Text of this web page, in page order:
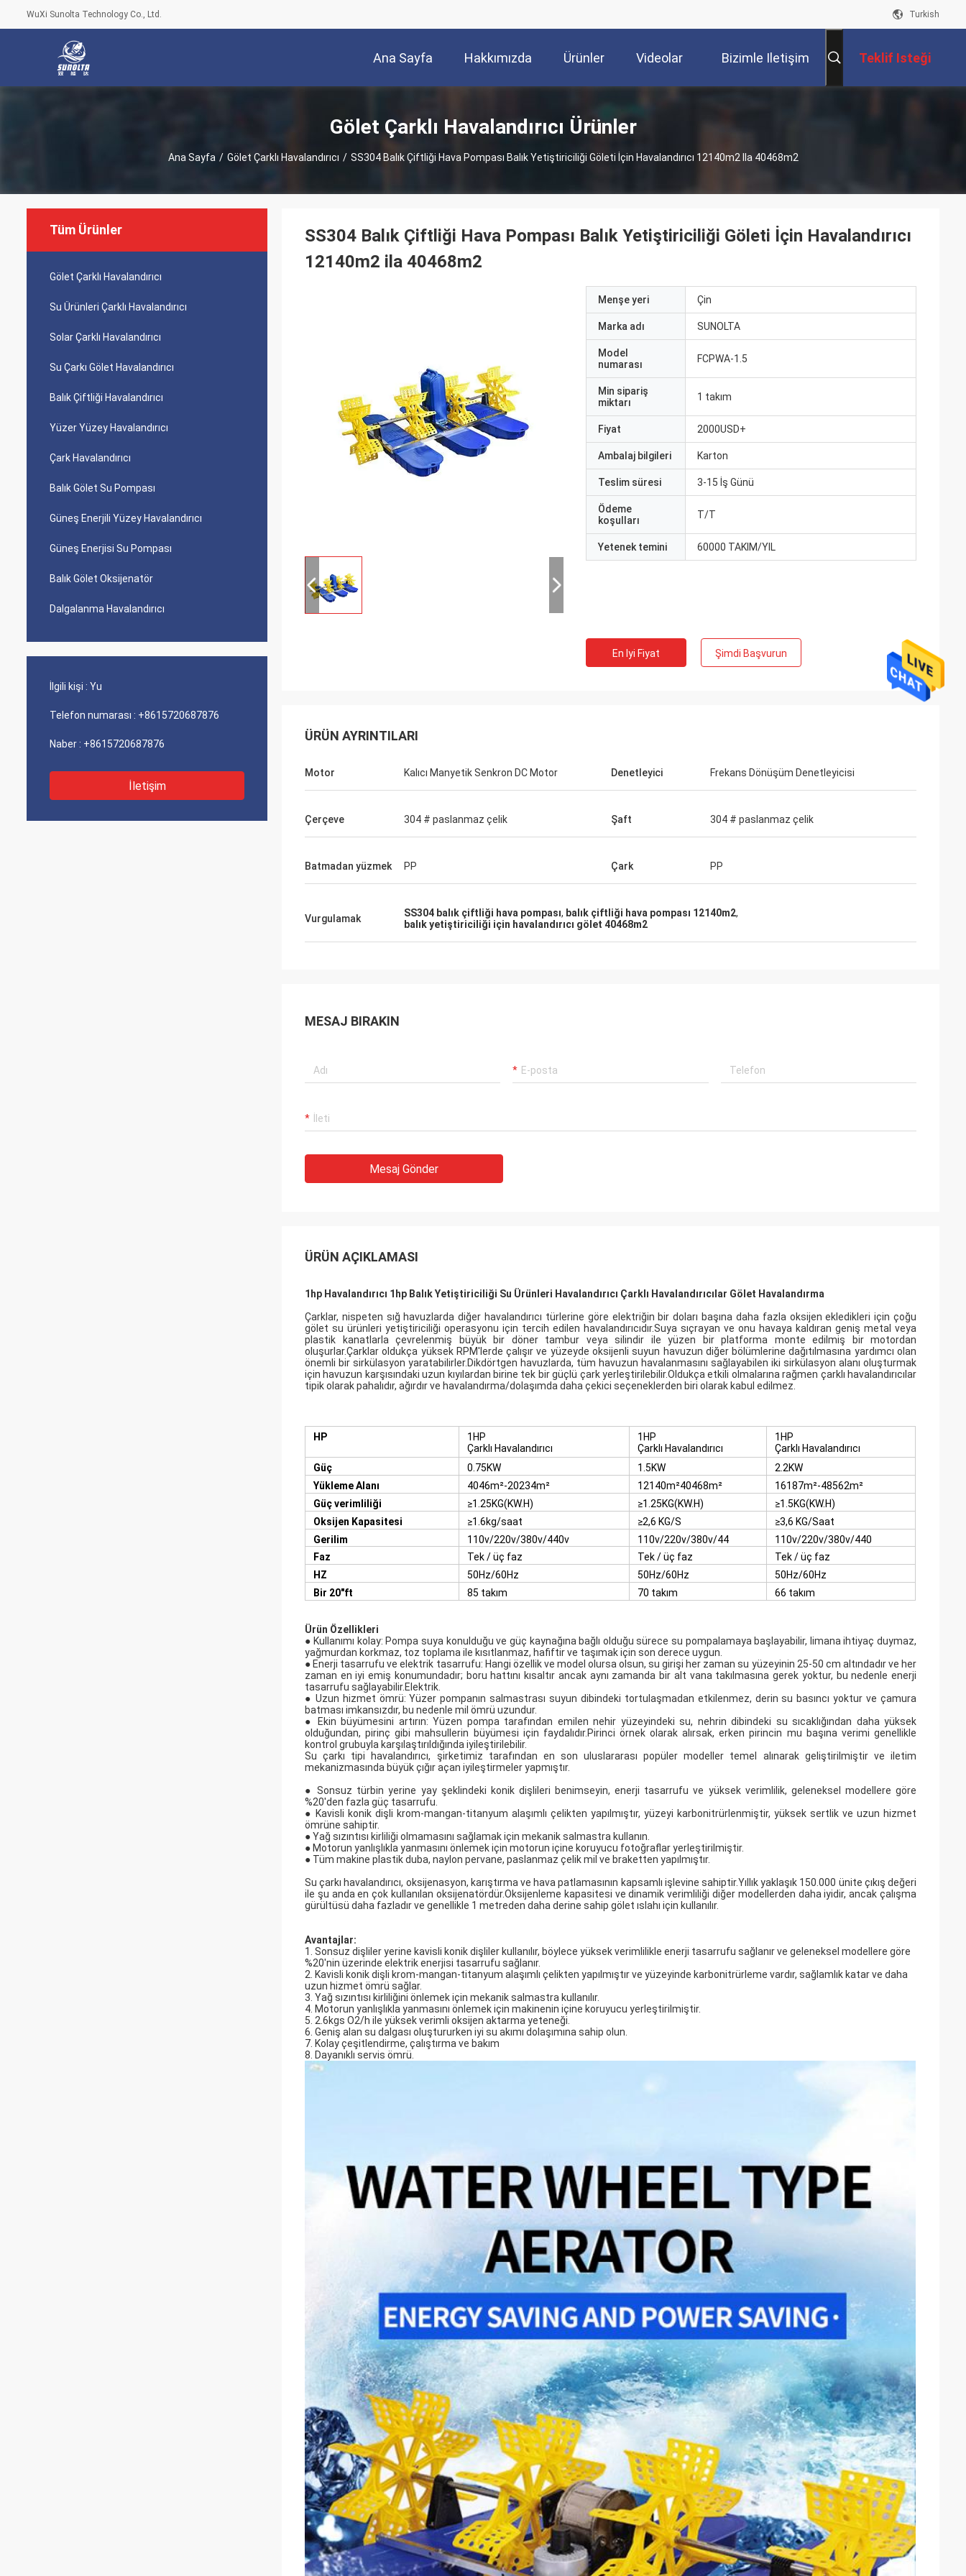
WuXi Sunolta Technology Co., Ltd. Turkish
Ana Sayfa Hakkımızda Ürünler Videolar Bizimle Iletişim Teklif Isteği
Gölet Çarklı Havalandırıcı Ürünler
Ana Sayfa / Gölet Çarklı Havalandırıcı / SS304 Balık Çiftliği Hava Pompası Balık Yetiştiriciliği Göleti İçin Havalandırıcı 12140m2 Ila 40468m2
Tüm Ürünler
Gölet Çarklı Havalandırıcı
Su Ürünleri Çarklı Havalandırıcı
Solar Çarklı Havalandırıcı
Su Çarkı Gölet Havalandırıcı
Balık Çiftliği Havalandırıcı
Yüzer Yüzey Havalandırıcı
Çark Havalandırıcı
Balık Gölet Su Pompası
Güneş Enerjili Yüzey Havalandırıcı
Güneş Enerjisi Su Pompası
Balık Gölet Oksijenatör
Dalgalanma Havalandırıcı
İlgili kişi : Yu
Telefon numarası : +8615720687876
Naber : +8615720687876
İletişim
SS304 Balık Çiftliği Hava Pompası Balık Yetiştiriciliği Göleti İçin Havalandırıcı
12140m2 ila 40468m2
Menşe yeri Çin
Marka adı SUNOLTA
Model
numarası
FCPWA-1.5
Min sipariş
miktarı
1 takım
Fiyat 2000USD+
Ambalaj bilgileri Karton
Teslim süresi 3-15 İş Günü
Ödeme
koşulları
T/T
Yetenek temini 60000 TAKIM/YIL
En Iyi Fiyat Şimdi Başvurun
ÜRÜN AYRINTILARI
Motor Kalıcı Manyetik Senkron DC Motor Denetleyici Frekans Dönüşüm Denetleyicisi
Çerçeve 304 # paslanmaz çelik Şaft 304 # paslanmaz çelik
Batmadan yüzmek PP Çark PP
Vurgulamak SS304 balık çiftliği hava pompası, balık çiftliği hava pompası 12140m2,
balık yetiştiriciliği için havalandırıcı gölet 40468m2
MESAJ BIRAKIN
Mesaj Gönder
ÜRÜN AÇIKLAMASI
1hp Havalandırıcı 1hp Balık Yetiştiriciliği Su Ürünleri Havalandırıcı Çarklı Havalandırıcılar Gölet Havalandırma
Çarklar, nispeten sığ havuzlarda diğer havalandırıcı türlerine göre elektriğin bir doları başına daha fazla oksijen ekledikleri için çoğu
gölet su ürünleri yetiştiriciliği operasyonu için tercih edilen havalandırıcıdır.Suya sıçrayan ve onu havaya kaldıran geniş metal veya
plastik kanatlarla çevrelenmiş büyük bir döner tambur veya silindir ile yüzen bir platforma monte edilmiş bir motordan
oluşurlar.Çarklar oldukça yüksek RPM'lerde çalışır ve yüzeyde oksijenli suyun havuzun diğer bölümlerine dağıtılmasına yardımcı olan
önemli bir sirkülasyon yaratabilirler.Dikdörtgen havuzlarda, tüm havuzun havalanmasını sağlayabilen iki sirkülasyon alanı oluşturmak
için havuzun karşısındaki uzun kıyılardan birine tek bir güçlü çark yerleştirilebilir.Oldukça etkili olmalarına rağmen çarklı havalandırıcılar
tipik olarak pahalıdır, ağırdır ve havalandırma/dolaşımda daha çekici seçeneklerden biri olarak kabul edilmez.
HP
1HP
Çarklı Havalandırıcı
1HP
Çarklı Havalandırıcı
1HP
Çarklı Havalandırıcı
Güç
0.75KW 1.5KW
2.2KW
Yükleme Alanı
4046m²-20234m² 12140m²40468m²
16187m²-48562m²
Güç verimliliği
≥1.25KG(KW.H) ≥1.25KG(KW.H)
≥1.5KG(KW.H)
Oksijen Kapasitesi
≥1.6kg/saat ≥2,6 KG/S
≥3,6 KG/Saat
Gerilim
110v/220v/380v/440v
110v/220v/380v/44
0v
110v/220v/380v/440
v
Faz Tek / üç faz Tek / üç faz
Tek / üç faz
HZ
50Hz/60Hz 50Hz/60Hz
50Hz/60Hz
Bir 20"ft
85 takım 70 takım 66 takım
Ürün Özellikleri
● Kullanımı kolay: Pompa suya konulduğu ve güç kaynağına bağlı olduğu sürece su pompalamaya başlayabilir, limana ihtiyaç duymaz,
yağmurdan korkmaz, toz toplama ile kısıtlanmaz, hafiftir ve taşımak için son derece uygun.
● Enerji tasarrufu ve elektrik tasarrufu: Hangi özellik ve model olursa olsun, su girişi her zaman su yüzeyinin 25-50 cm altındadır ve her
zaman en iyi emiş konumundadır; boru hattını kısaltır ancak aynı zamanda bir alt vana takılmasına gerek yoktur, bu nedenle enerji
tasarrufu sağlayabilir.Elektrik.
● Uzun hizmet ömrü: Yüzer pompanın salmastrası suyun dibindeki tortulaşmadan etkilenmez, derin su basıncı yoktur ve çamura
batması imkansızdır, bu nedenle mil ömrü uzundur.
● Ekin büyümesini artırın: Yüzen pompa tarafından emilen nehir yüzeyindeki su, nehrin dibindeki su sıcaklığından daha yüksek
olduğundan, pirinç gibi mahsullerin büyümesi için faydalıdır.Pirinci örnek olarak alırsak, erken pirincin mu başına verimi genellikle
kontrol grubuyla karşılaştırıldığında iyileştirilebilir.
Su çarkı tipi havalandırıcı, şirketimiz tarafından en son uluslararası popüler modeller temel alınarak geliştirilmiştir ve iletim
mekanizmasında büyük çığır açan iyileştirmeler yapmıştır.
● Sonsuz türbin yerine yay şeklindeki konik dişlileri benimseyin, enerji tasarrufu ve yüksek verimlilik, geleneksel modellere göre
%20'den fazla güç tasarrufu.
● Kavisli konik dişli krom-mangan-titanyum alaşımlı çelikten yapılmıştır, yüzeyi karbonitrürlenmiştir, yüksek sertlik ve uzun hizmet
ömrüne sahiptir.
● Yağ sızıntısı kirliliği olmamasını sağlamak için mekanik salmastra kullanın.
● Motorun yanlışlıkla yanmasını önlemek için motorun içine koruyucu fotoğraflar yerleştirilmiştir.
● Tüm makine plastik duba, naylon pervane, paslanmaz çelik mil ve braketten yapılmıştır.
Su çarkı havalandırıcı, oksijenasyon, karıştırma ve hava patlamasının kapsamlı işlevine sahiptir.Yıllık yaklaşık 150.000 ünite çıkış değeri
ile şu anda en çok kullanılan oksijenatördür.Oksijenleme kapasitesi ve dinamik verimliliği diğer modellerden daha iyidir, ancak çalışma
gürültüsü daha fazladır ve genellikle 1 metreden daha derine sahip gölet ıslahı için kullanılır.
Avantajlar:
1. Sonsuz dişliler yerine kavisli konik dişliler kullanılır, böylece yüksek verimlilikle enerji tasarrufu sağlanır ve geleneksel modellere göre
%20'nin üzerinde elektrik enerjisi tasarrufu sağlanır.
2. Kavisli konik dişli krom-mangan-titanyum alaşımlı çelikten yapılmıştır ve yüzeyinde karbonitrürleme vardır, sağlamlık katar ve daha
uzun hizmet ömrü sağlar.
3. Yağ sızıntısı kirliliğini önlemek için mekanik salmastra kullanılır.
4. Motorun yanlışlıkla yanmasını önlemek için makinenin içine koruyucu yerleştirilmiştir.
5. 2.6kgs O2/h ile yüksek verimli oksijen aktarma yeteneği.
6. Geniş alan su dalgası oluştururken iyi su akımı dolaşımına sahip olun.
7. Kolay çeşitlendirme, çalıştırma ve bakım
8. Dayanıklı servis ömrü.